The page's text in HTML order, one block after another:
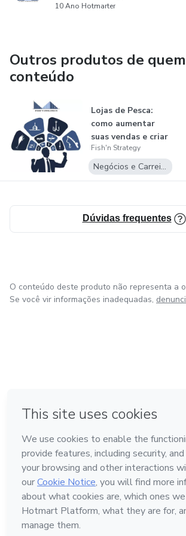
Boas vendas!
10 Ano Hotmarter
Outros produtos de
conteúdo
Lojas de Pesca:
como aumentar
suas vendas e criar
valor para...
Fish'n Strategy
Negócios e Carreira
Dúvidas frequentes
O conteúdo deste produto não representa a
Se você vir informações inadequadas,
Feito com ❤ na Cidade do México
Conheça a Hotmart
Idioma
Português